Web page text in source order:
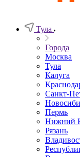
Тула
Города
Москва
Тула
Калуга
Санкт-
Пермь
Нижний
Рязань